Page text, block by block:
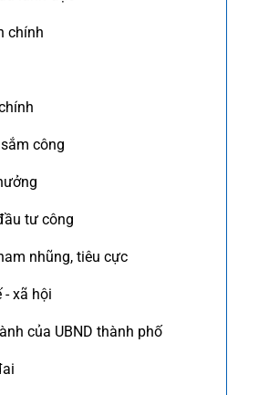
chính
công
tư công
nhũng, tiêu cực
- xã hội
của UBND thành phố